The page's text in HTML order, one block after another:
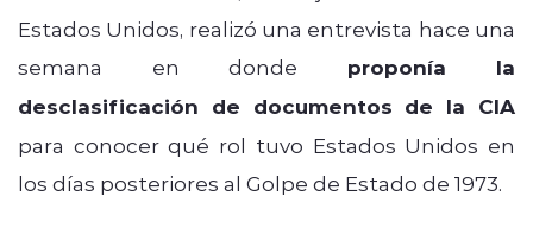
Estados Unidos, realizó una entrevista hace una
semana en donde proponía la
desclasificación de documentos de la CIA
para conocer qué rol tuvo Estados Unidos en
los días posteriores al Golpe de Estado de 1973.